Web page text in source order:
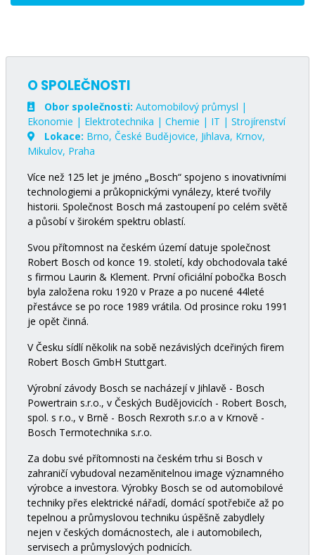
O SPOLEČNOSTI
Obor společnosti: Automobilový průmysl |
Ekonomie | Elektrotechnika | Chemie | IT | Strojírenství
Lokace: Brno, České Budějovice, Jihlava, Krnov,
Mikulov, Praha
Více než 125 let je jméno „Bosch“ spojeno s inovativními
technologiemi a průkopnickými vynálezy, které tvořily
historii. Společnost Bosch má zastoupení po celém světě
a působí v širokém spektru oblastí.
Svou přítomnost na českém území datuje společnost
Robert Bosch od konce 19. století, kdy obchodovala také
s firmou Laurin & Klement. První oficiální pobočka Bosch
byla založena roku 1920 v Praze a po nucené 44leté
přestávce se po roce 1989 vrátila. Od prosince roku 1991
je opět činná.
V Česku sídlí několik na sobě nezávislých dceřiných firem
Robert Bosch GmbH Stuttgart.
Výrobní závody Bosch se nacházejí v Jihlavě - Bosch
Powertrain s.r.o., v Českých Budějovicích - Robert Bosch,
spol. s r.o., v Brně - Bosch Rexroth s.r.o a v Krnově -
Bosch Termotechnika s.r.o.
Za dobu své přítomnosti na českém trhu si Bosch v
zahraničí vybudoval nezaměnitelnou image významného
výrobce a investora. Výrobky Bosch se od automobilové
techniky přes elektrické nářadí, domácí spotřebiče až po
tepelnou a průmyslovou techniku úspěšně zabydlely
nejen v českých domácnostech, ale i automobilech,
servisech a průmyslových podnicích.